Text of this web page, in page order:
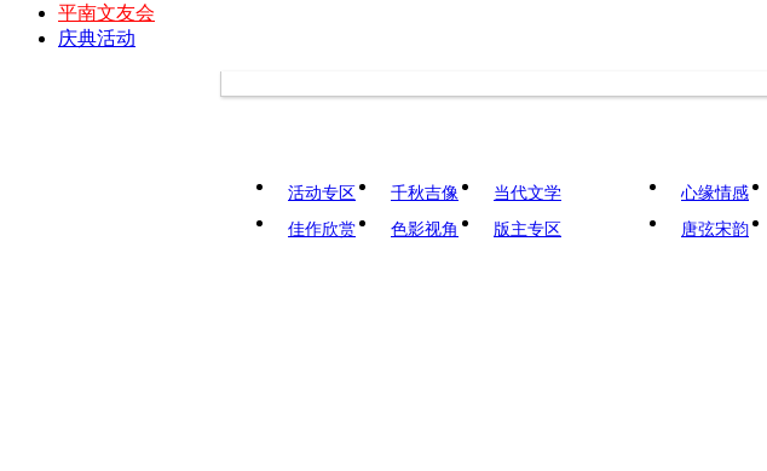
平南文友会
庆典活动
活动专区 千秋吉像
当代文学
佳作欣赏
色影视角 版主专区
心缘情感
唐弦宋韵